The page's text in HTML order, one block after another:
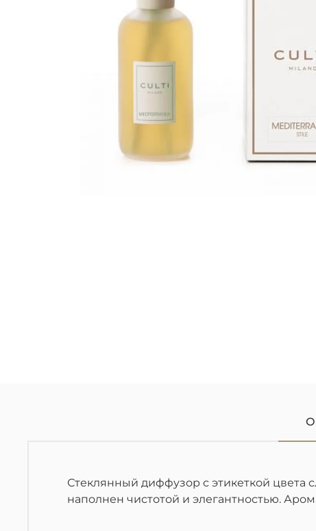
Стеклянный диффузор с этикеткой цвета
наполнен чистотой и элегантностью.